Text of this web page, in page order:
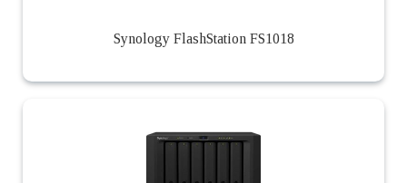
Synology FlashStation FS1018